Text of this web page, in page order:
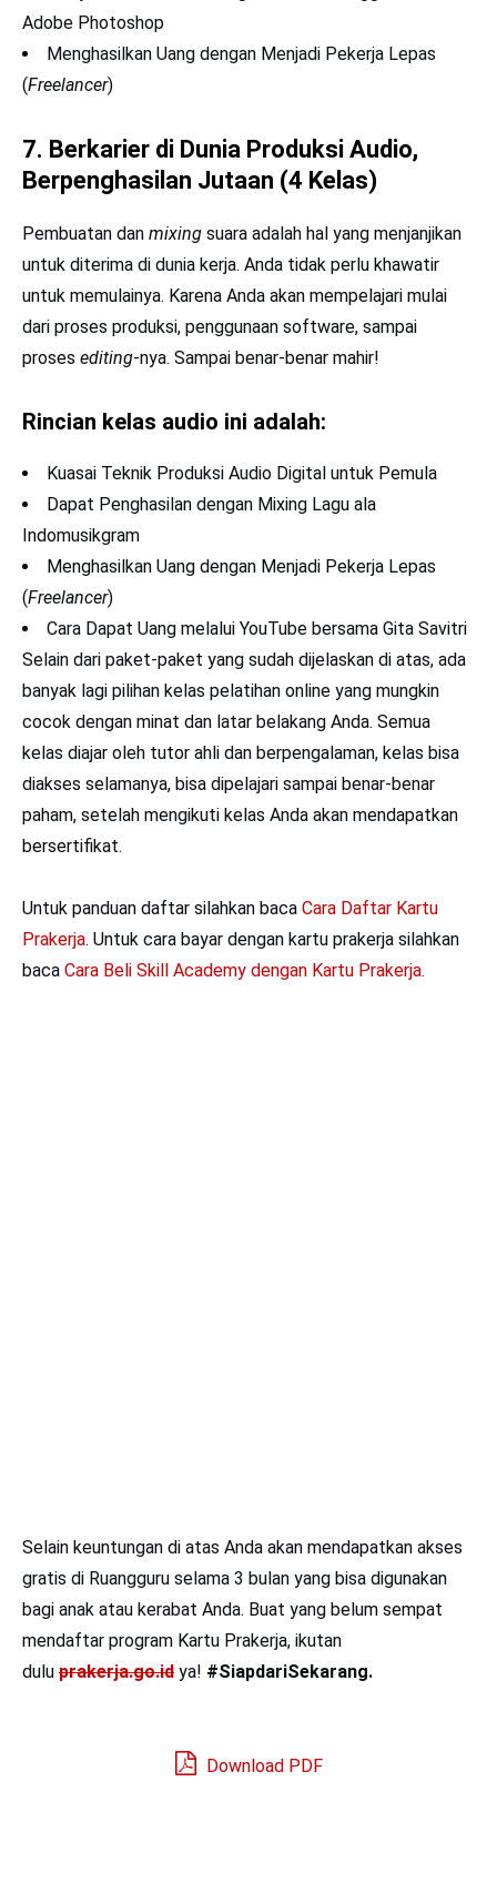
Adobe Photoshop
Menghasilkan Uang dengan Menjadi Pekerja Lepas
(Freelancer)
7. Berkarier di Dunia Produksi Audio,
Berpenghasilan Jutaan (4 Kelas)
Pembuatan dan mixing suara adalah hal yang menjanjikan
untuk diterima di dunia kerja. Anda tidak perlu khawatir
untuk memulainya. Karena Anda akan mempelajari mulai
dari proses produksi, penggunaan software, sampai
proses editing-nya. Sampai benar-benar mahir!
Rincian kelas audio ini adalah:
Kuasai Teknik Produksi Audio Digital untuk Pemula
Dapat Penghasilan dengan Mixing Lagu ala
Indomusikgram
Menghasilkan Uang dengan Menjadi Pekerja Lepas
(Freelancer)
Cara Dapat Uang melalui YouTube bersama Gita Savitri
Selain dari paket-paket yang sudah dijelaskan di atas, ada
banyak lagi pilihan kelas pelatihan online yang mungkin
cocok dengan minat dan latar belakang Anda. Semua
kelas diajar oleh tutor ahli dan berpengalaman, kelas bisa
diakses selamanya, bisa dipelajari sampai benar-benar
paham, setelah mengikuti kelas Anda akan mendapatkan
bersertifikat.
Untuk panduan daftar silahkan baca Cara Daftar Kartu
Prakerja. Untuk cara bayar dengan kartu prakerja silahkan
baca Cara Beli Skill Academy dengan Kartu Prakerja.
Selain keuntungan di atas Anda akan mendapatkan akses
gratis di Ruangguru selama 3 bulan yang bisa digunakan
bagi anak atau kerabat Anda. Buat yang belum sempat
mendaftar program Kartu Prakerja, ikutan
dulu prakerja.go.id ya! #SiapdariSekarang.
Download PDF